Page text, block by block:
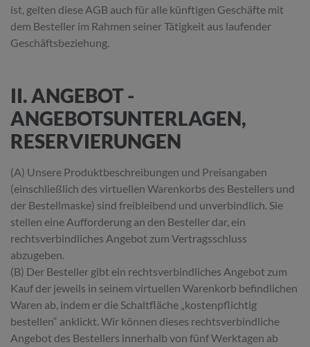
ist, gelten diese AGB auch für alle künftigen Geschäfte mit
dem Besteller im Rahmen seiner Tätigkeit aus laufender
Geschäftsbeziehung.
II. ANGEBOT -
ANGEBOTSUNTERLAGEN,
RESERVIERUNGEN
(A) Unsere Produktbeschreibungen und Preisangaben
(einschließlich des virtuellen Warenkorbs des Bestellers und
der Bestellmaske) sind freibleibend und unverbindlich. Sie
stellen eine Aufforderung an den Besteller dar, ein
rechtsverbindliches Angebot zum Vertragsschluss
abzugeben.
(B) Der Besteller gibt ein rechtsverbindliches Angebot zum
Kauf der jeweils in seinem virtuellen Warenkorb befindlichen
Waren ab, indem er die Schaltfläche „kostenpflichtig
bestellen“ anklickt. Wir können dieses rechtsverbindliche
Angebot des Bestellers innerhalb von fünf Werktagen ab